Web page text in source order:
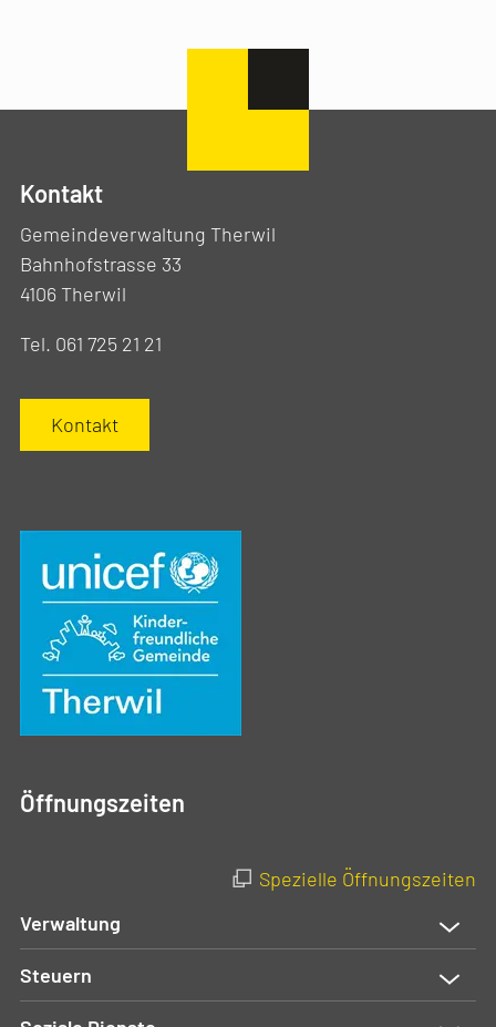
Kontakt
Gemeindeverwaltung Therwil
Bahnhofstrasse 33
4106 Therwil
Tel. 061 725 21 21
Kontakt
Öffnungszeiten
Spezielle Öffnungszeiten
Verwaltung
Steuern